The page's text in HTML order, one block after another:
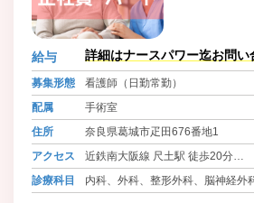
給与 詳細はナースパワー迄お問い
募集形態
看護師（日勤常勤）
配属
手術室
住所
奈良県葛城市疋田676番地1
アクセス
近鉄南大阪線 尺土駅 徒歩20分
近鉄御所線 大和新庄駅 徒歩23分
診療科目 内科、外科、整形外科、脳神経外